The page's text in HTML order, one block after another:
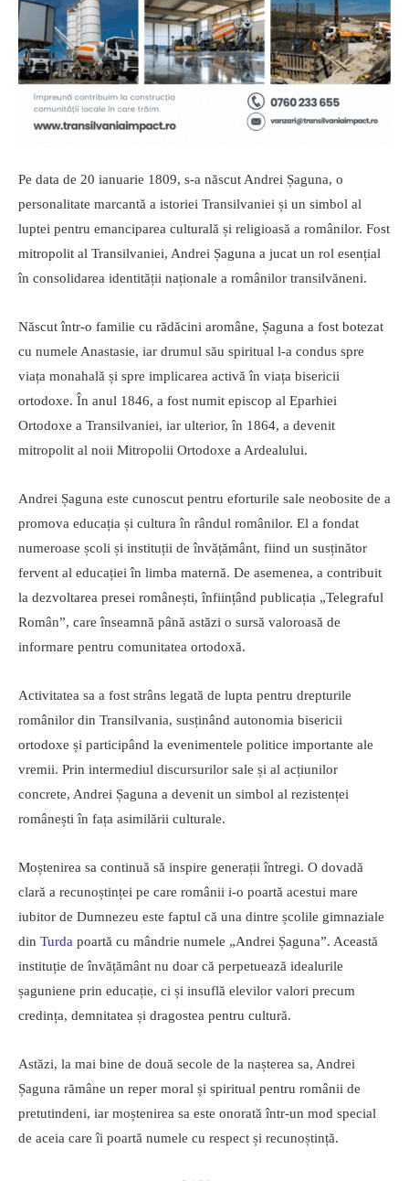
Pe data de 20 ianuarie 1809, s-a născut Andrei Șaguna, o
personalitate marcantă a istoriei Transilvaniei și un simbol al
luptei pentru emanciparea culturală și religioasă a românilor. Fost
mitropolit al Transilvaniei, Andrei Șaguna a jucat un rol esențial
în consolidarea identității naționale a românilor transilvăneni.
Născut într-o familie cu rădăcini aromâne, Șaguna a fost botezat
cu numele Anastasie, iar drumul său spiritual l-a condus spre
viața monahală și spre implicarea activă în viața bisericii
ortodoxe. În anul 1846, a fost numit episcop al Eparhiei
Ortodoxe a Transilvaniei, iar ulterior, în 1864, a devenit
mitropolit al noii Mitropolii Ortodoxe a Ardealului.
Andrei Șaguna este cunoscut pentru eforturile sale neobosite de a
promova educația și cultura în rândul românilor. El a fondat
numeroase școli și instituții de învățământ, fiind un susținător
fervent al educației în limba maternă. De asemenea, a contribuit
la dezvoltarea presei românești, înființând publicația „Telegraful
Român”, care înseamnă până astăzi o sursă valoroasă de
informare pentru comunitatea ortodoxă.
Activitatea sa a fost strâns legată de lupta pentru drepturile
românilor din Transilvania, susținând autonomia bisericii
ortodoxe și participând la evenimentele politice importante ale
vremii. Prin intermediul discursurilor sale și al acțiunilor
concrete, Andrei Șaguna a devenit un simbol al rezistenței
românești în fața asimilării culturale.
Moștenirea sa continuă să inspire generații întregi. O dovadă
clară a recunoștinței pe care românii i-o poartă acestui mare
iubitor de Dumnezeu este faptul că una dintre școlile gimnaziale
din Turda poartă cu mândrie numele „Andrei Șaguna”. Această
instituție de învățământ nu doar că perpetuează idealurile
șaguniene prin educație, ci și insuflă elevilor valori precum
credința, demnitatea și dragostea pentru cultură.
Astăzi, la mai bine de două secole de la nașterea sa, Andrei
Șaguna rămâne un reper moral și spiritual pentru românii de
pretutindeni, iar moștenirea sa este onorată într-un mod special
de aceia care îi poartă numele cu respect și recunoștință.